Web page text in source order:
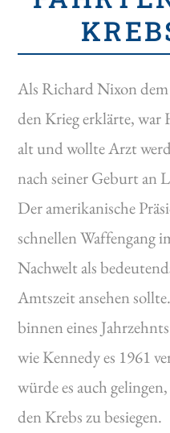
Als Richard Nixon dem
den Krieg erklärte, war
alt und wollte Arzt
nach seiner Geburt an
Der amerikanische
schnellen Waffengang
Nachwelt als
Amtszeit ansehen
binnen eines
wie Kennedy es 1961
würde es auch
den Krebs zu besiegen.